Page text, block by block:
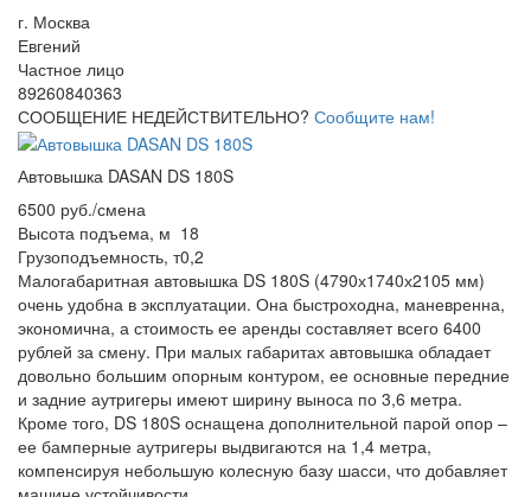
г. Москва
Евгений
Частное лицо
89260840363
СООБЩЕНИЕ НЕДЕЙСТВИТЕЛЬНО? Сообщите нам!
Автовышка DASAN DS 180S
6500 руб./смена
Высота подъема, м 18
Грузоподъемность, т0,2
Малогабаритная автовышка DS 180S (4790х1740х2105 мм)
очень удобна в эксплуатации. Она быстроходна, маневренна,
экономична, а стоимость ее аренды составляет всего 6400
рублей за смену. При малых габаритах автовышка обладает
довольно большим опорным контуром, ее основные передние
и задние аутригеры имеют ширину выноса по 3,6 метра.
Кроме того, DS 180S оснащена дополнительной парой опор –
ее бамперные аутригеры выдвигаются на 1,4 метра,
компенсируя небольшую колесную базу шасси, что добавляет